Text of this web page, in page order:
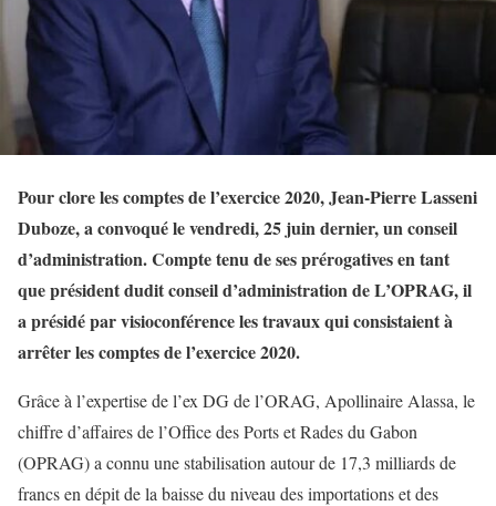
Pour clore les comptes de l’exercice 2020, Jean-Pierre Lasseni
Duboze, a convoqué le vendredi, 25 juin dernier, un conseil
d’administration. Compte tenu de ses prérogatives en tant
que président dudit conseil d’administration de L’OPRAG, il
a présidé par visioconférence les travaux qui consistaient à
arrêter les comptes de l’exercice 2020.
Grâce à l’expertise de l’ex DG de l’ORAG, Apollinaire Alassa, le
chiffre d’affaires de l’Office des Ports et Rades du Gabon
(OPRAG) a connu une stabilisation autour de 17,3 milliards de
francs en dépit de la baisse du niveau des importations et des